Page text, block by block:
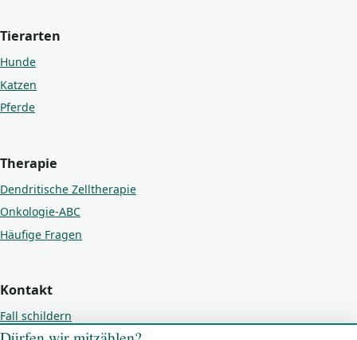
Tierarten
Hunde
Katzen
Pferde
Therapie
Dendritische Zelltherapie
Onkologie-ABC
Häufige Fragen
Kontakt
Fall schildern